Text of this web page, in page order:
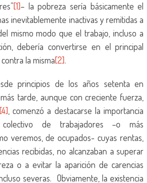
[1]– la pobreza sería básicamente el
inevitablemente inactivas y remitidas a
mismo modo que el trabajo, incluso a
debería convertirse en el principal
la misma[2].
principios de los años setenta en
más tarde, aunque con creciente fuerza,
[4] , comenzó a destacarse la importancia
de trabajadores –o más
veremos, de ocupados- cuyas rentas,
recibidas, no alcanzaban a superar
o a evitar la aparición de carencias
severas. Obviamente, la existencia